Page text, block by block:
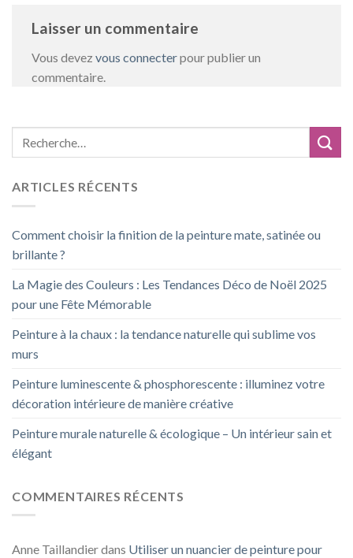
Laisser un commentaire
Vous devez vous connecterpour publier un
commentaire.
ARTICLES RÉCENTS
Comment choisir la finition de la peinture mate, satinée ou
brillante ?
La Magie des Couleurs : Les Tendances Déco de Noël 2025
pour une Fête Mémorable
Peinture à la chaux : la tendance naturelle qui sublime vos
murs
Peinture luminescente & phosphorescente : illuminez votre
décoration intérieure de manière créative
Peinture murale naturelle & écologique – Un intérieur sain et
élégant
COMMENTAIRES RÉCENTS
Anne Taillandierdans Utiliser un nuancier de peinture pour